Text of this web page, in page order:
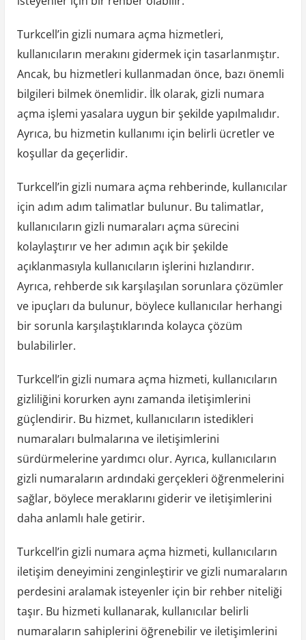
Turkcell’in gizli numara açma hizmetleri,
kullanıcıların merakını gidermek için tasarlanmıştır.
Ancak, bu hizmetleri kullanmadan önce, bazı önemli
bilgileri bilmek önemlidir. İlk olarak, gizli numara
açma işlemi yasalara uygun bir şekilde yapılmalıdır.
Ayrıca, bu hizmetin kullanımı için belirli ücretler ve
koşullar da geçerlidir.
Turkcell’in gizli numara açma rehberinde, kullanıcılar
için adım adım talimatlar bulunur. Bu talimatlar,
kullanıcıların gizli numaraları açma sürecini
kolaylaştırır ve her adımın açık bir şekilde
açıklanmasıyla kullanıcıların işlerini hızlandırır.
Ayrıca, rehberde sık karşılaşılan sorunlara çözümler
ve ipuçları da bulunur, böylece kullanıcılar herhangi
bir sorunla karşılaştıklarında kolayca çözüm
bulabilirler.
Turkcell’in gizli numara açma hizmeti, kullanıcıların
gizliliğini korurken aynı zamanda iletişimlerini
güçlendirir. Bu hizmet, kullanıcıların istedikleri
numaraları bulmalarına ve iletişimlerini
sürdürmelerine yardımcı olur. Ayrıca, kullanıcıların
gizli numaraların ardındaki gerçekleri öğrenmelerini
sağlar, böylece meraklarını giderir ve iletişimlerini
daha anlamlı hale getirir.
Turkcell’in gizli numara açma hizmeti, kullanıcıların
iletişim deneyimini zenginleştirir ve gizli numaraların
perdesini aralamak isteyenler için bir rehber niteliği
taşır. Bu hizmeti kullanarak, kullanıcılar belirli
numaraların sahiplerini öğrenebilir ve iletişimlerini